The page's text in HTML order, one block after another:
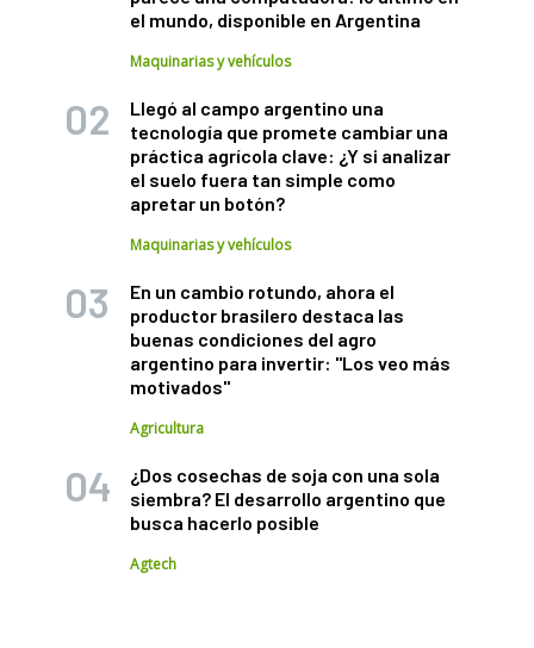
el mundo, disponible en Argentina
Maquinarias y vehículos
Llegó al campo argentino una
tecnología que promete cambiar una
práctica agrícola clave: ¿Y si analizar
el suelo fuera tan simple como
apretar un botón?
Maquinarias y vehículos
En un cambio rotundo, ahora el
productor brasilero destaca las
buenas condiciones del agro
argentino para invertir: "Los veo más
motivados"
Agricultura
¿Dos cosechas de soja con una sola
siembra? El desarrollo argentino que
busca hacerlo posible
Agtech